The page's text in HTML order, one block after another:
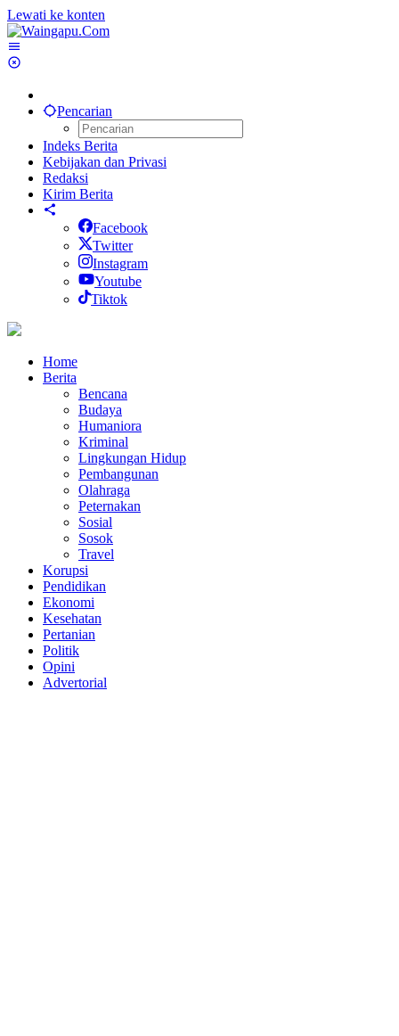
Lewati ke konten
Pencarian
Indeks Berita
Kebijakan dan Privasi
Redaksi
Kirim Berita
Facebook
Twitter
Instagram
Youtube
Tiktok
Home
Berita
Bencana
Budaya
Humaniora
Kriminal
Lingkungan Hidup
Pembangunan
Olahraga
Peternakan
Sosial
Sosok
Travel
Korupsi
Pendidikan
Ekonomi
Kesehatan
Pertanian
Politik
Opini
Advertorial